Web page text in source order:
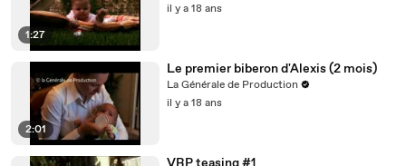
1:27
il y a 18 ans
2:01
Le premier biberon d'Alexis (2 mois)
La Générale de Production
il y a 18 ans